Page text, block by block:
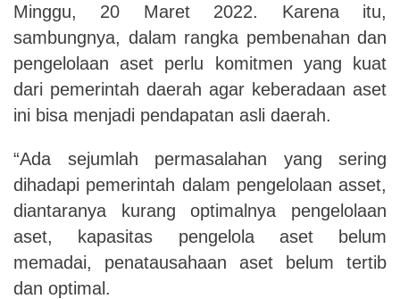
Minggu, 20 Maret 2022. Karena itu,
sambungnya, dalam rangka pembenahan dan
pengelolaan aset perlu komitmen yang kuat
dari pemerintah daerah agar keberadaan aset
ini bisa menjadi pendapatan asli daerah.
“Ada sejumlah permasalahan yang sering
dihadapi pemerintah dalam pengelolaan asset,
diantaranya kurang optimalnya pengelolaan
aset, kapasitas pengelola aset belum
memadai, penatausahaan aset belum tertib
dan optimal.